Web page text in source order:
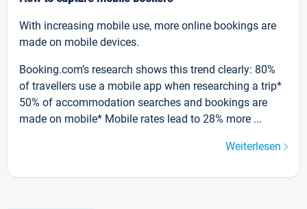
With increasing mobile use, more online bookings are
made on mobile devices.
Booking.com’s research shows this trend clearly: 80%
of travellers use a mobile app when researching a trip*
50% of accommodation searches and bookings are
made on mobile* Mobile rates lead to 28% more ...
Weiterlesen